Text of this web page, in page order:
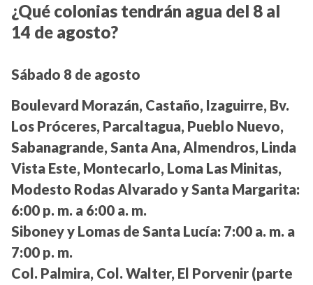
¿Qué colonias tendrán agua del 8 al
14 de agosto?
Sábado 8 de agosto
Boulevard Morazán, Castaño, Izaguirre, Bv.
Los Próceres, Parcaltagua, Pueblo Nuevo,
Sabanagrande, Santa Ana, Almendros, Linda
Vista Este, Montecarlo, Loma Las Minitas,
Modesto Rodas Alvarado y Santa Margarita:
6:00 p. m. a 6:00 a. m.
Siboney y Lomas de Santa Lucía: 7:00 a. m. a
7:00 p. m.
Col. Palmira, Col. Walter, El Porvenir (parte